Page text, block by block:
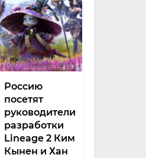
Россию
посетят
руководители
разработки
Lineage 2 Ким
Кынен и Хан